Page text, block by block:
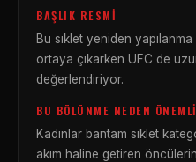
BAŞLIK RESMI
Bu sıklet yeniden
ortaya çıkarken UFC de
değerlendiriyor.
BU BÖLÜNME NEDEN
Kadınlar bantam sıklet
akım haline getiren